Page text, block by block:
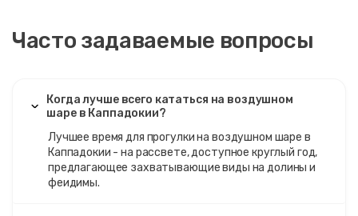
Часто задаваемые вопросы
Когда лучше всего кататься на воздушном
шаре в Каппадокии?
Лучшее время для прогулки на воздушном шаре в
Каппадокии - на рассвете, доступное круглый год,
предлагающее захватывающие виды на долины и
феидимы.